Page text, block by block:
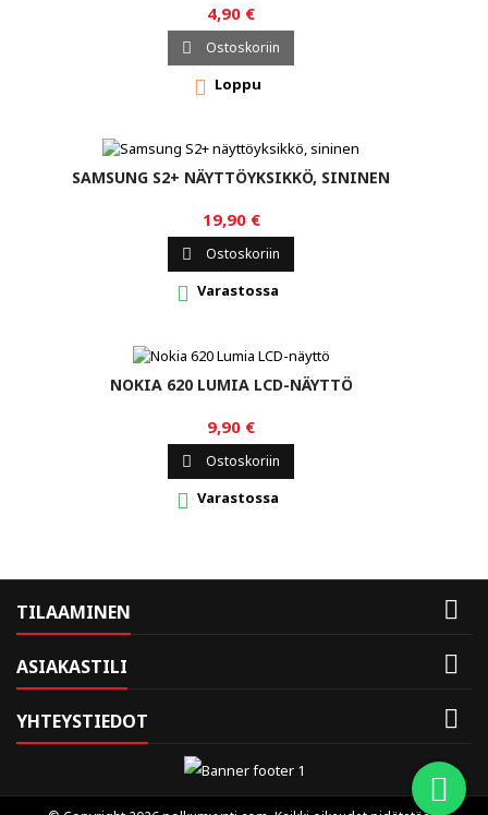
4,90 €
 Ostoskoriin
 Loppu
SAMSUNG S2+ NÄYTTÖYKSIKKÖ, SININEN
19,90 €
 Ostoskoriin
 Varastossa
NOKIA 620 LUMIA LCD-NÄYTTÖ
9,90 €
 Ostoskoriin
 Varastossa
TILAAMINEN 
ASIAKASTILI 
YHTEYSTIEDOT 